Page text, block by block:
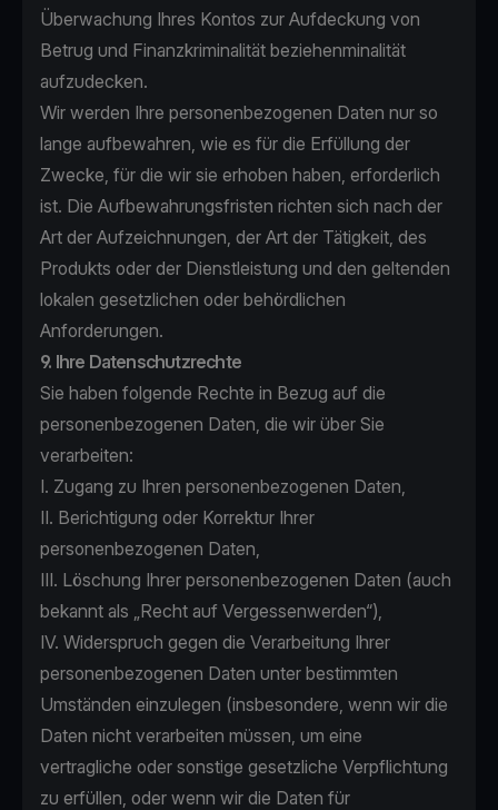
Überwachung Ihres Kontos zur Aufdeckung von
Betrug und Finanzkriminalität beziehenminalität
aufzudecken.
Wir werden Ihre personenbezogenen Daten nur so
lange aufbewahren, wie es für die Erfüllung der
Zwecke, für die wir sie erhoben haben, erforderlich
ist. Die Aufbewahrungsfristen richten sich nach der
Art der Aufzeichnungen, der Art der Tätigkeit, des
Produkts oder der Dienstleistung und den geltenden
lokalen gesetzlichen oder behördlichen
Anforderungen.
9. Ihre Datenschutzrechte
Sie haben folgende Rechte in Bezug auf die
personenbezogenen Daten, die wir über Sie
verarbeiten:
I. Zugang zu Ihren personenbezogenen Daten,
II. Berichtigung oder Korrektur Ihrer
personenbezogenen Daten,
III. Löschung Ihrer personenbezogenen Daten (auch
bekannt als „Recht auf Vergessenwerden“),
IV. Widerspruch gegen die Verarbeitung Ihrer
personenbezogenen Daten unter bestimmten
Umständen einzulegen (insbesondere, wenn wir die
Daten nicht verarbeiten müssen, um eine
vertragliche oder sonstige gesetzliche Verpflichtung
zu erfüllen, oder wenn wir die Daten für